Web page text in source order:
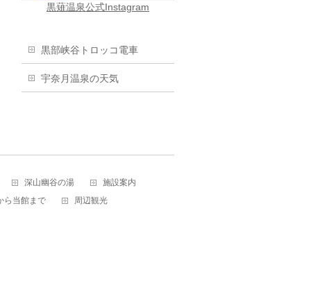
黒薙温泉公式Instagram
黒部峡谷トロッコ電車
宇奈月温泉の天気
深山幽谷の湯
施設案内
ら当館まで
周辺観光